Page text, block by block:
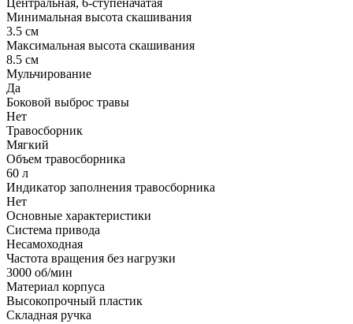
Минимальная высота скашивания
3.5 см
Максимальная высота скашивания
8.5 см
Мульчирование
Да
Боковой выброс травы
Нет
Травосборник
Мягкий
Объем травосборника
60 л
Индикатор заполнения травосборника
Нет
Основные характеристики
Система привода
Несамоходная
Частота вращения без нагрузки
3000 об/мин
Материал корпуса
Высокопрочный пластик
Складная ручка